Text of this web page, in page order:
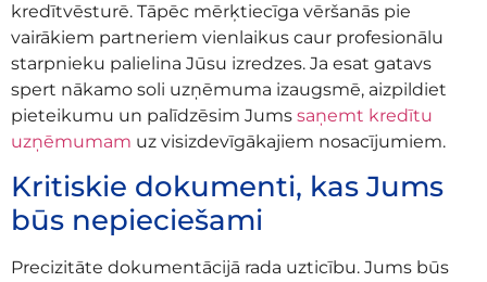
kredītvēsturē. Tāpēc mērķtiecīga vēršanās pie
vairākiem partneriem vienlaikus caur profesionālu
starpnieku palielina Jūsu izredzes. Ja esat gatavs
spert nākamo soli uzņēmuma izaugsmē, aizpildiet
pieteikumu un palīdzēsim Jums saņemt kredītu
uzņēmumam uz visizdevīgākajiem nosacījumiem.
Kritiskie dokumenti, kas Jums
būs nepieciešami
Precizitāte dokumentācijā rada uzticību. Jums būs